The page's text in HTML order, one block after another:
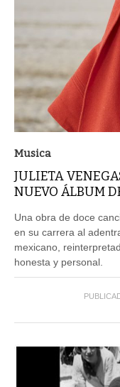
Musica
JULIETA
NUEVO ÁLBUM
Una obra de doce
en su carrera al
mexicano,
honesta y personal.